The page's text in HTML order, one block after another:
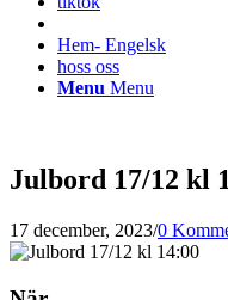
Hem- Engelsk
hoss oss
Menu Menu
Julbord 17/12 kl
17 december, 2023/0